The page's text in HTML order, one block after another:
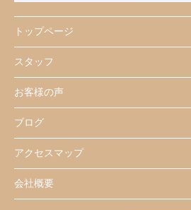
トップページ
スタッフ
お客様の声
ブログ
アクセスマップ
会社概要